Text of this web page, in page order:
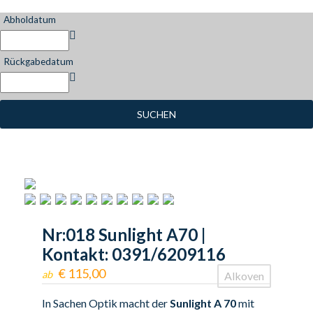
Abholdatum
Rückgabedatum
SUCHEN
Nr:018 Sunlight A70 |
Kontakt: 0391/6209116
Alkoven
ab € 115,00
In Sachen Optik macht derSunlight A 70mit